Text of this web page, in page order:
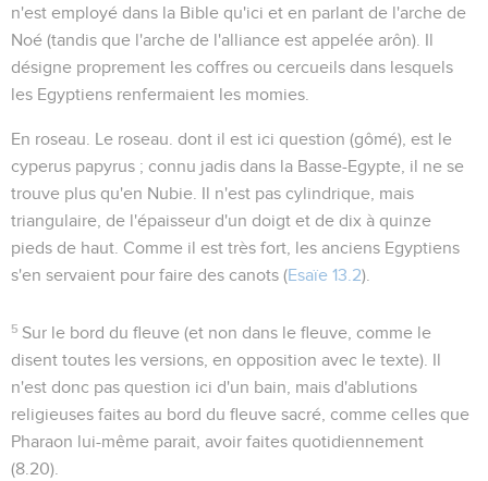
n'est employé dans la Bible qu'ici et en parlant de l'arche de
Noé (tandis que l'arche de l'alliance est appelée arôn). Il
désigne proprement les coffres ou cercueils dans lesquels
les Egyptiens renfermaient les momies.
En roseau . Le roseau. dont il est ici question (gômé), est le
cyperus papyrus ; connu jadis dans la Basse-Egypte, il ne se
trouve plus qu'en Nubie. Il n'est pas cylindrique, mais
triangulaire, de l'épaisseur d'un doigt et de dix à quinze
pieds de haut. Comme il est très fort, les anciens Egyptiens
s'en servaient pour faire des canots (Esaïe 13.2).
5 Sur le bord du fleuve (et non dans le fleuve , comme le
disent toutes les versions, en opposition avec le texte). Il
n'est donc pas question ici d'un bain, mais d'ablutions
religieuses faites au bord du fleuve sacré, comme celles que
Pharaon lui-même parait, avoir faites quotidiennement
(8.20).